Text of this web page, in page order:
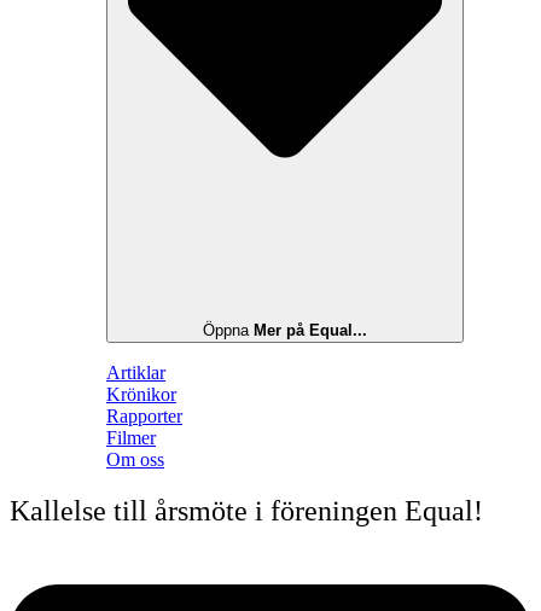
Öppna Mer på Equal...
Artiklar
Krönikor
Rapporter
Filmer
Om oss
Kallelse till årsmöte i föreningen Equal!